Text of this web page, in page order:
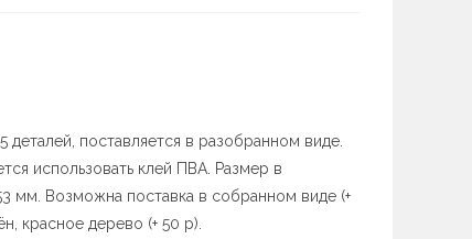
деталей, поставляется в разобранном виде.
использовать клей ПВА. Размер в
мм. Возможна поставка в собранном виде (+
красное дерево (+ 50 р).